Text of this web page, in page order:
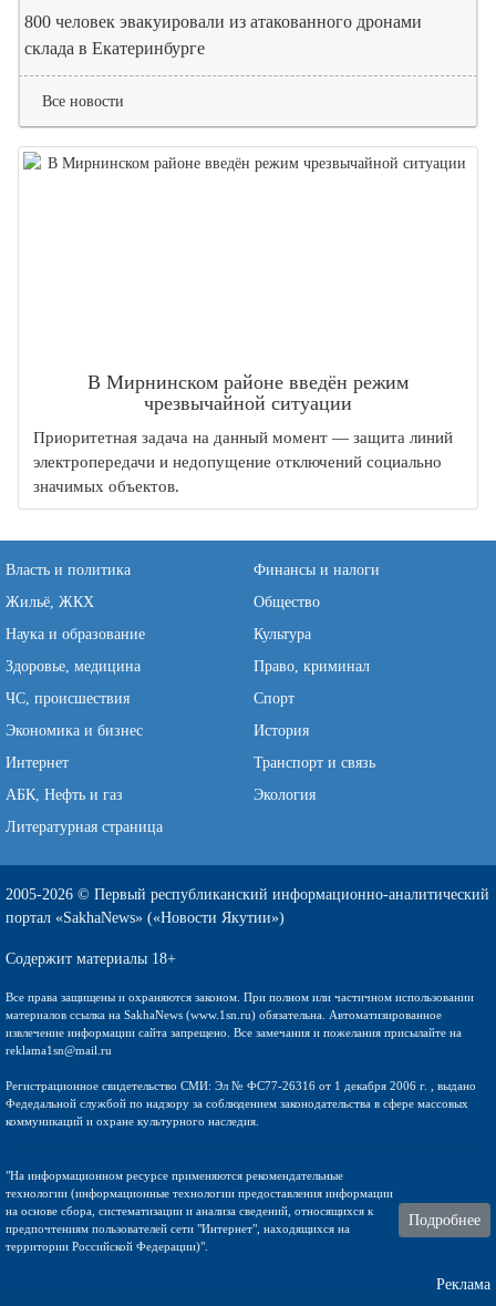
800 человек эвакуировали из атакованного дронами
склада в Екатеринбурге
Все новости
В Мирнинском районе введён режим
чрезвычайной ситуации
Приоритетная задача на данный момент — защита линий
электропередачи и недопущение отключений социально
значимых объектов.
Власть и политика
Финансы и налоги
Жильё, ЖКХ
Общество
Наука и образование
Культура
Здоровье, медицина
Право, криминал
ЧС, происшествия
Спорт
Экономика и бизнес
История
Интернет
Транспорт и связь
АБК, Нефть и газ
Экология
Литературная страница
2005-2026 © Первый республиканский информационно-аналитический
портал «SakhaNews» («Новости Якутии»)
Содержит материалы 18+
Все права защищены и охраняются законом. При полном или частичном использовании
материалов ссылка на SakhaNews (www.1sn.ru) обязательна. Автоматизированное
извлечение информации сайта запрещено. Все замечания и пожелания присылайте на
reklama1sn@mail.ru
Регистрационное свидетельство СМИ: Эл № ФС77-26316 от 1 декабря 2006 г. , выдано
Федедальной службой по надзору за соблюдением законодательства в сфере массовых
коммуникаций и охране культурного наследия.
"На информационном ресурсе применяются рекомендательные
технологии (информационные технологии предоставления информации
на основе сбора, систематизации и анализа сведений, относящихся к
предпочтениям пользователей сети "Интернет", находящихся на
территории Российской Федерации)".
Подробнее
Реклама